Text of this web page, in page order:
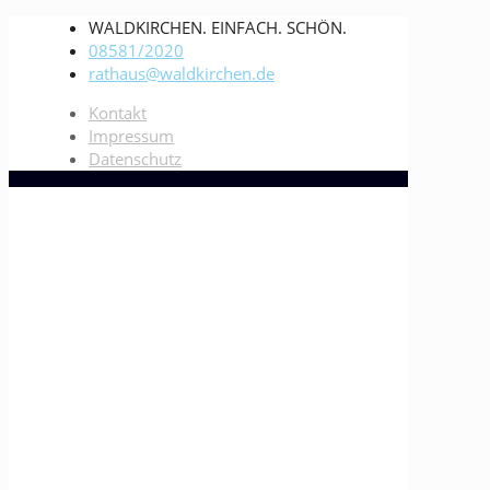
WALDKIRCHEN. EINFACH. SCHÖN.
08581/2020
rathaus@waldkirchen.de
Kontakt
Impressum
Datenschutz